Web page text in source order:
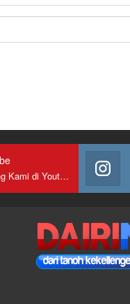
Gabung Kami di Youtube